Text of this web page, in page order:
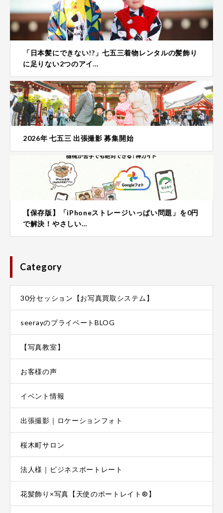
「日本髪にできない!?」七五三着物レンタルの髪飾り
に足りない2つのアイ…
2026年 七五三 出張撮影 募集開始
【保存版】「iPhoneストレージいっぱい問題」を0円
で解決！やさしい…
Category
30分セッション【お写真買取システム】
seerayのプライベートBLOG
【写真教室】
お客様の声
イベント情報
出張撮影｜ロケーションフォト
桜木町サロン
法人様｜ビジネスポートレート
花髪飾り×写真【天使のポートレイト®】